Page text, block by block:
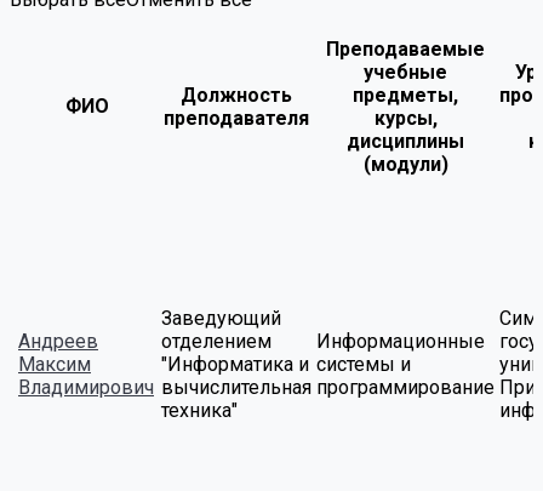
ФИО
Должность
преподавателя
Преподаваемые
учебные
предметы,
курсы,
дисциплины
(модули)
Андреев
Максим
Владимирович
Заведующий
отделением
"Информатика и
вычислительная
техника"
Информационные
системы и
программирование